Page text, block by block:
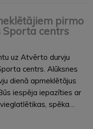
pirmo
Sporta centrs
uz Atvērto durvju
centrs. Alūksnes
dienā apmeklētājus
iespēja iepazīties ar
spēka…